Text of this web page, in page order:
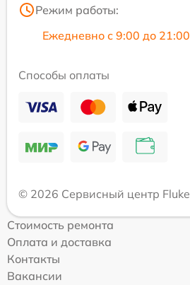
Режим работы:
Ежедневно с 9:00 до 21:00
Способы оплаты
© 2026 Сервисный центр Fluke
Стоимость ремонта
Оплата и доставка
Контакты
Вакансии